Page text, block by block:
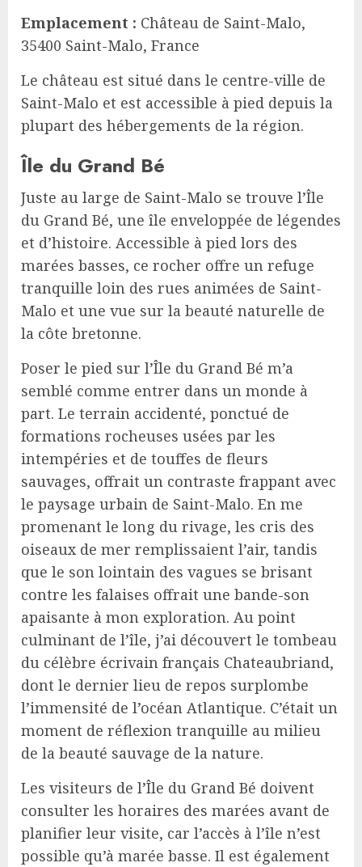
Emplacement : Château de Saint-Malo,
35400 Saint-Malo, France
Le château est situé dans le centre-ville de
Saint-Malo et est accessible à pied depuis la
plupart des hébergements de la région.
Île du Grand Bé
Juste au large de Saint-Malo se trouve l’Île
du Grand Bé, une île enveloppée de légendes
et d’histoire. Accessible à pied lors des
marées basses, ce rocher offre un refuge
tranquille loin des rues animées de Saint-
Malo et une vue sur la beauté naturelle de
la côte bretonne.
Poser le pied sur l’Île du Grand Bé m’a
semblé comme entrer dans un monde à
part. Le terrain accidenté, ponctué de
formations rocheuses usées par les
intempéries et de touffes de fleurs
sauvages, offrait un contraste frappant avec
le paysage urbain de Saint-Malo. En me
promenant le long du rivage, les cris des
oiseaux de mer remplissaient l’air, tandis
que le son lointain des vagues se brisant
contre les falaises offrait une bande-son
apaisante à mon exploration. Au point
culminant de l’île, j’ai découvert le tombeau
du célèbre écrivain français Chateaubriand,
dont le dernier lieu de repos surplombe
l’immensité de l’océan Atlantique. C’était un
moment de réflexion tranquille au milieu
de la beauté sauvage de la nature.
Les visiteurs de l’Île du Grand Bé doivent
consulter les horaires des marées avant de
planifier leur visite, car l’accès à l’île n’est
possible qu’à marée basse. Il est également